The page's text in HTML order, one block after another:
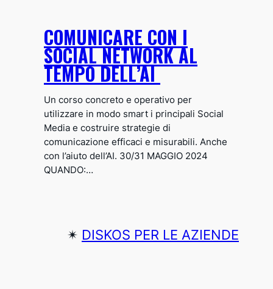
COMUNICARE CON I
SOCIAL NETWORK AL
TEMPO DELL’AI
Un corso concreto e operativo per
utilizzare in modo smart i principali Social
Media e costruire strategie di
comunicazione efficaci e misurabili. Anche
con l’aiuto dell’AI. 30/31 MAGGIO 2024
QUANDO:…
✴︎ DISKOS PER LE AZIENDE